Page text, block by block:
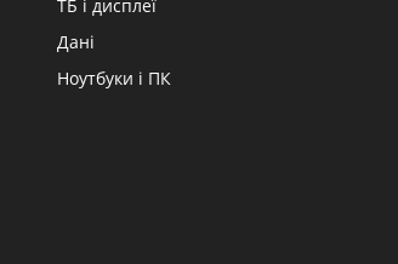
ТБ і дисплеї
Дані
Ноутбуки і ПК